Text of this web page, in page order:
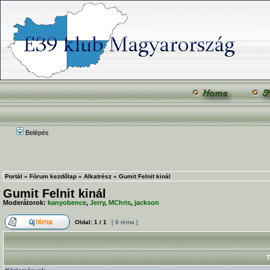
Belépés
Portál » Fórum kezdőlap » Alkatrész » Gumit Felnit kinál
Gumit Felnit kinál
Moderátorok: kanyobence, Jerry, MChris, jackson
Oldal: 1 / 1 [ 9 téma ]